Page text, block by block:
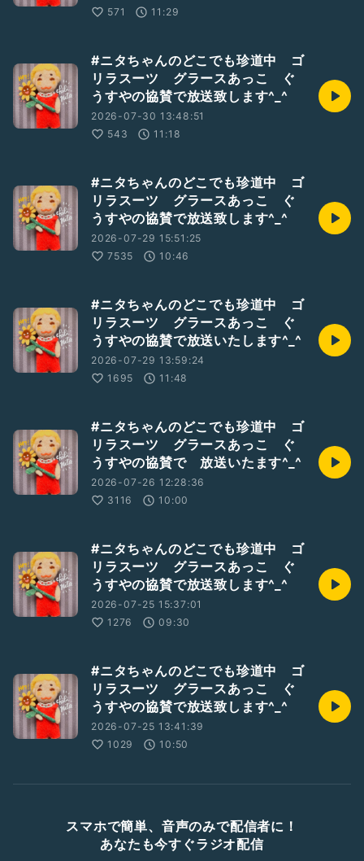
571
11:29
#ニタちゃんのどこでも珍道中 ゴ
リラスーツ グラースあっこ ぐ
うすやの協賛で放送致します^_^
2026-07-30 13:48:51
543
11:18
#ニタちゃんのどこでも珍道中 ゴ
リラスーツ グラースあっこ ぐ
うすやの協賛で放送致します^_^
2026-07-29 15:51:25
7535
10:46
#ニタちゃんのどこでも珍道中 ゴ
リラスーツ グラースあっこ ぐ
うすやの協賛で放送いたします^_^
2026-07-29 13:59:24
1695
11:48
#ニタちゃんのどこでも珍道中 ゴ
リラスーツ グラースあっこ ぐ
うすやの協賛で 放送いたます^_^
2026-07-26 12:28:36
3116
10:00
#ニタちゃんのどこでも珍道中 ゴ
リラスーツ グラースあっこ ぐ
うすやの協賛で放送致します^_^
2026-07-25 15:37:01
1276
09:30
#ニタちゃんのどこでも珍道中 ゴ
リラスーツ グラースあっこ ぐ
うすやの協賛で放送致します^_^
2026-07-25 13:41:39
1029
10:50
スマホで簡単、音声のみで配信者に！
あなたも今すぐラジオ配信